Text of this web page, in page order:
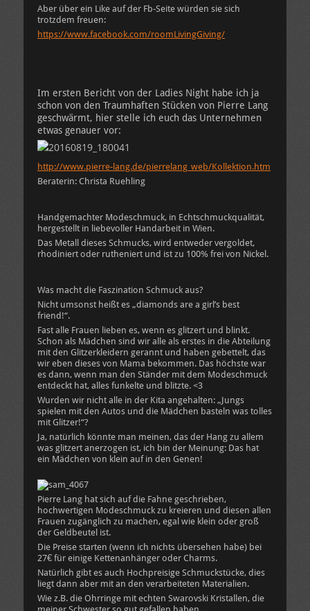
Aber über ein Like auf der Fb-Seite würden sie sich
trotzdem freuen:
https://www.facebook.com/roomLivingGiving/
Im ersten Bericht von der Ladies Night habe ich ja
schon von den Traumhaften Stücken von Pierre Lang
geschwärmt, hier stelle ich euch das Unternehmen
etwas genauer vor:
http://www.pierre-lang.de/pierrelang_web/Kollektion.htm
Beraterin: Christa Ruehling
Handgemachter Modeschmuck, in Echtschmuckqualität,
hergestellt in liebevoller Handarbeit in Wien.
Das Metall dieses Schmucks, wird entweder vergoldet,
rhodiniert oder rutheniert und ist zu 100% frei von Nickel.
Was macht die Faszination Schmuck aus?
Nicht umsonst heißt es „diamonds are a girl’s best
friend!“.
Fast alle Frauen lieben es, wenn es glitzert und blinkt.
Schon als Mädchen sind wir alle als erstes in die Abteilung
mit den Glitzerkleidern gerannt und haben gebettelt, das
wir eben dieses von Mama bekommen. Das höchste war
es dann, wenn man den Ständer mit dem Modeschmuck
entdeckt hat, alles funkelte und blitzte. <3
Wurden wir nicht alle in der Kita angehalten: „Jungs
spielen mit den Autos und die Mädchen basteln was tolles
mit Glitzer!“?
Ja, natürlich könnte man meinen, das der Hang zu allem
was glitzert anerzogen ist, ich bin der Meinung: Das hat
ein Mädchen von klein auf in den Genen!
Pierre Lang hat sich auf die Fahne geschrieben,
hochwertigen Modeschmuck zu kreieren und diesen allen
Frauen zugänglich zu machen, egal wie klein oder groß
der Geldbeutel ist.
Die Preise starten (wenn ich nichts übersehen habe) bei
27€ für einige Kettenanhänger oder Charms.
Natürlich gibt es auch Hochpreisige Schmuckstücke, dies
liegt dann aber mit an den verarbeiteten Materialien.
Wie z.B. die Ohrringe mit echten Swarovski Kristallen, die